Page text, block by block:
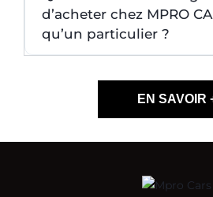
d’acheter chez MPRO
qu’un particulier ?
EN SAVOIR